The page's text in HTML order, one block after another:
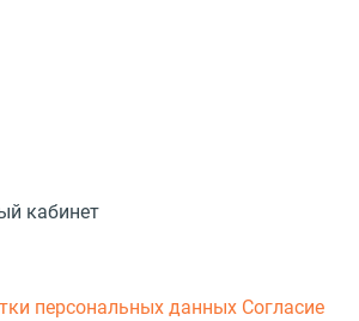
кабинет
персональных данных Согласие